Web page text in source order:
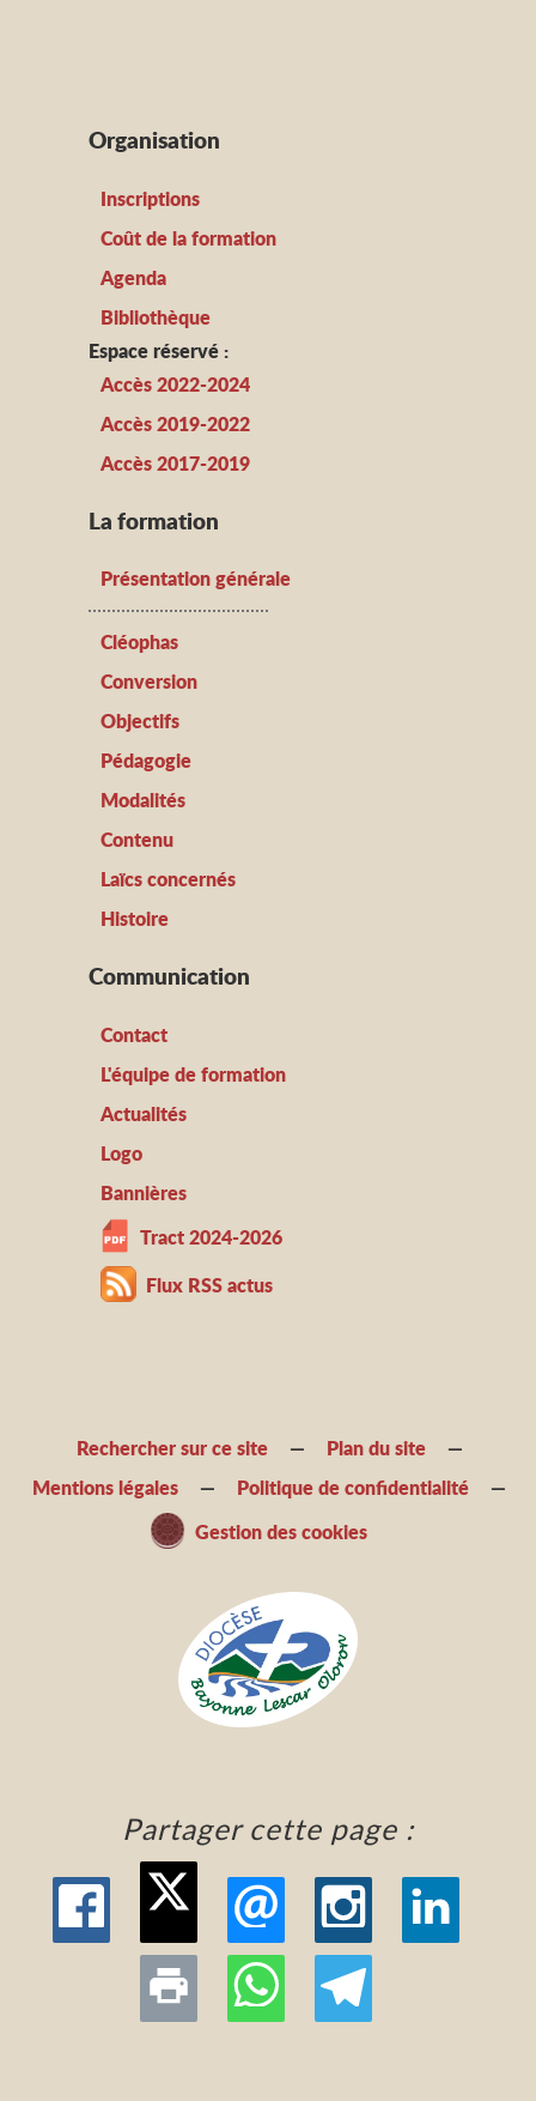
Organisation
Inscriptions
Coût de la formation
Agenda
Bibliothèque
Espace réservé :
Accès 2022-2024
Accès 2019-2022
Accès 2017-2019
La formation
Présentation générale
Cléophas
Conversion
Objectifs
Pédagogie
Modalités
Contenu
Laïcs concernés
Histoire
Communication
Contact
L'équipe de formation
Actualités
Logo
Bannières
Tract 2024-2026
Flux RSS actus
Rechercher sur ce site
Plan du site
Mentions légales
Politique de confidentialité
Gestion des cookies
Partager cette page :